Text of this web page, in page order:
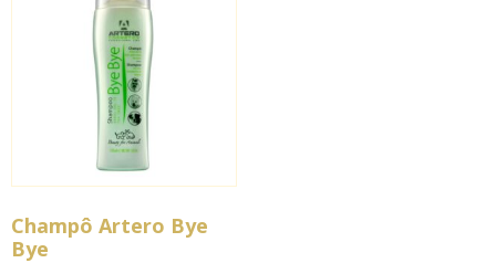
Champô Artero Bye
Bye